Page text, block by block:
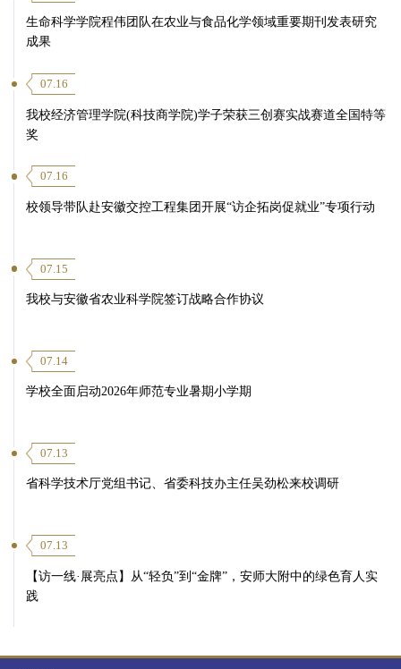
生命科学学院程伟团队在农业与食品化学领域重要期刊发表研究
成果
07.16
我校经济管理学院(科技商学院)学子荣获三创赛实战赛道全国特等
奖
07.16
校领导带队赴安徽交控工程集团开展“访企拓岗促就业”专项行动
07.15
我校与安徽省农业科学院签订战略合作协议
07.14
学校全面启动2026年师范专业暑期小学期
07.13
省科学技术厅党组书记、省委科技办主任吴劲松来校调研
07.13
【访一线·展亮点】从“轻负”到“金牌”，安师大附中的绿色育人实
践